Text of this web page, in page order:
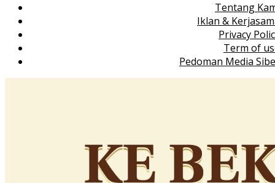
Tentang
Iklan &
Privacy
Term of
Pedoman Media